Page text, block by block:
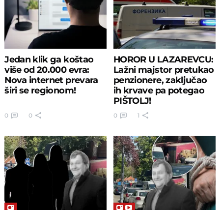
Jedan klik ga koštao
više od 20.000 evra:
Nova internet prevara
širi se regionom!
0 0
HOROR U LAZAREVCU:
Lažni majstor pretukao
penzionere, zaključao
ih krvave pa potegao
PIŠTOLJ!
0 1